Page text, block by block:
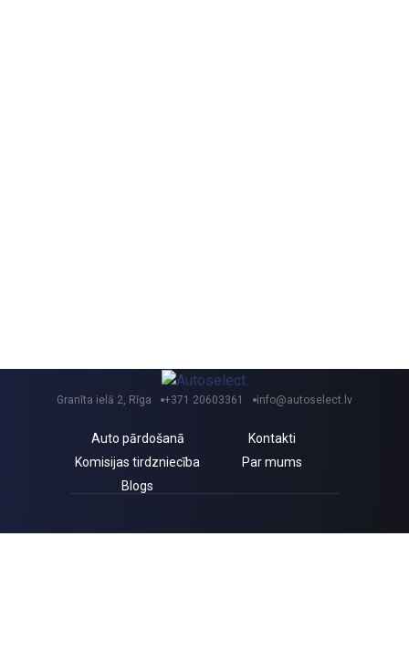
Granīta ielā 2, Rīga +371 20603361 info@autoselect.lv
Auto pārdošanā
Kontakti
Komisijas tirdzniecība
Par mums
Blogs